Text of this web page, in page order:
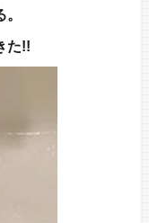
。
た!!